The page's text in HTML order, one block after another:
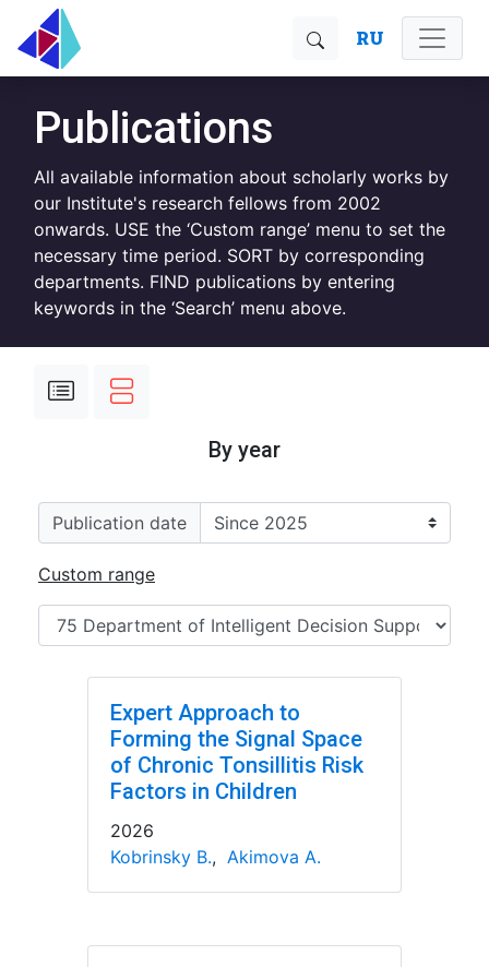
RU
Publications
All available information about scholarly works by
our Institute's research fellows from 2002
onwards. USE the ‘Custom range’ menu to set the
necessary time period. SORT by corresponding
departments. FIND publications by entering
keywords in the ‘Search’ menu above.
By year
Publication date
Custom range
Expert Approach to
Forming the Signal Space
of Chronic Tonsillitis Risk
Factors in Children
2026
Kobrinsky B., Akimova A.